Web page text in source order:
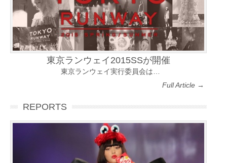
東京ランウェイ2015SSが開催
東京ランウェイ実行委員会は…
Full Article →
REPORTS